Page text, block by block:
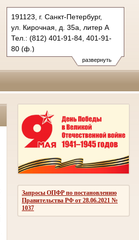
развернуть
191123, г. Санкт-Петербург,
ул. Кирочная, д. 35а, литер А
Тел.: (812) 401-91-84, 401-91-
80 (ф.)
1zovs.spb@sudrf.ru
Запросы ОПФР по постановлению
Правительства РФ от 28.06.2021 №
1037